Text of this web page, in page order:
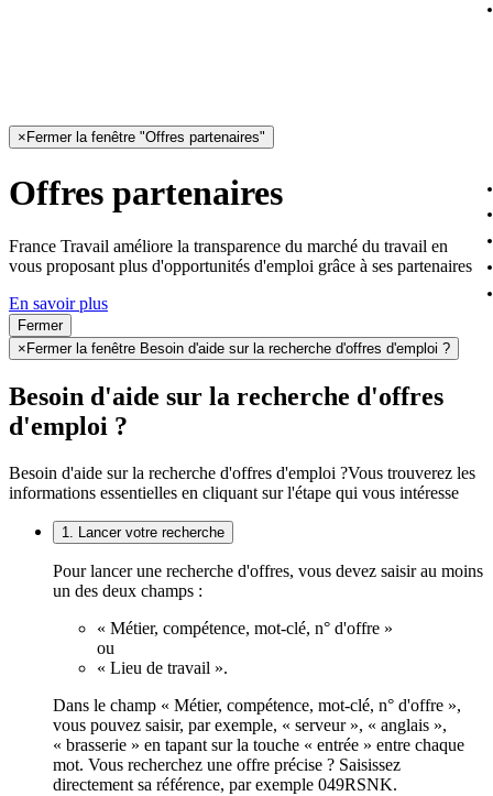
× Fermer la fenêtre "Offres partenaires"
Offres partenaires
France Travail améliore la transparence du marché du travail en
vous proposant plus d'opportunités d'emploi grâce à ses partenaires
En savoir plus
Fermer
× Fermer la fenêtre Besoin d'aide sur la recherche d'offres d'emploi ?
Besoin d'aide sur la recherche d'offres
d'emploi ?
Besoin d'aide sur la recherche d'offres d'emploi ?Vous trouverez les
informations essentielles en cliquant sur l'étape qui vous intéresse
1. Lancer votre recherche
Pour lancer une recherche d'offres, vous devez saisir au moins
un des deux champs :
« Métier, compétence, mot-clé, n° d'offre »
ou
« Lieu de travail ».
Dans le champ « Métier, compétence, mot-clé, n° d'offre »,
vous pouvez saisir, par exemple, « serveur », « anglais »,
« brasserie » en tapant sur la touche « entrée » entre chaque
mot. Vous recherchez une offre précise ? Saisissez
directement sa référence, par exemple 049RSNK.